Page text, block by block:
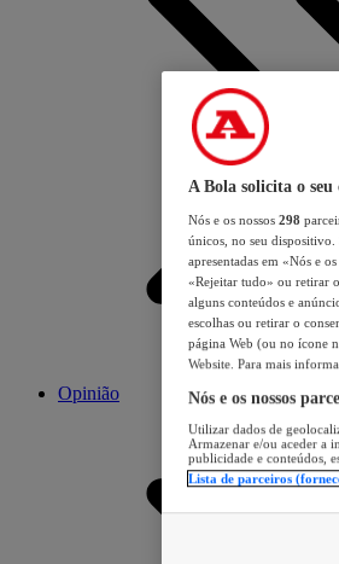
Opinião
A Bola solicita o seu
Nós e os nossos 298
únicos, no seu dispositivo.
apresentadas em «Nós e
«Rejeitar tudo» ou retirar o
alguns conteúdos e
escolhas ou retirar o
página Web (ou no ícone
Website. Para mais
Nós e os nossos
Utilizar dados de
Armazenar e/ou aceder a
publicidade e conteúdos,
Lista de parceiros